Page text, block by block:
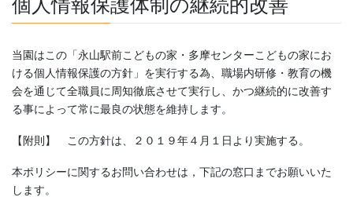
個人情報保護体制の継続的改善
当園はこの「永山駅前こどもの家・多摩センターこどもの家にお
ける個人情報保護の方針」を実行する為、職場内研修・教育の機
会を通じて全職員に周知徹底させて実行し、かつ継続的に改善す
る事によって常に最良の状態を維持します。
【附則】 この方針は、２０１９年４月１日より実施する。
本ポリシーに関するお問い合わせは，下記の窓口までお願いいた
します。